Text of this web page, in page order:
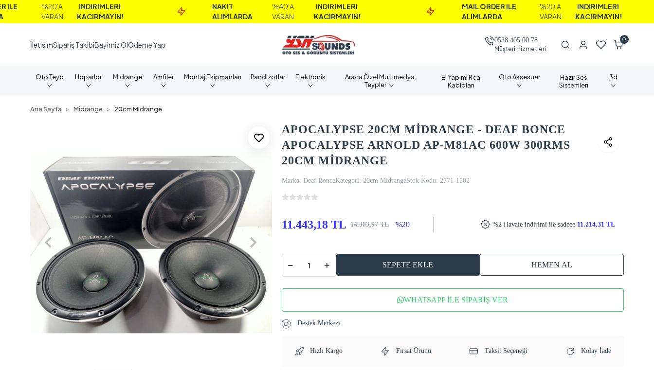
%20'A
İNDİRİMLERİ
KAÇIRMAYIN!
NAKİT
ALIMLARDA
VARAN
İNDİRİMLERİ
KAÇIRMAYIN!
MAİL ORDER İLE
ALIMLARDA
%20'A
İNDİRİMLERİ
KAÇIRMAYIN!
İletişimSipariş TakibiBayimiz OlÖdeme Yap
0538 405 00 78
Müşteri Hizmetleri
0
Oto Teyp Hoparlör Midrange Amfiler Montaj Ekipmanları Pandizotlar Elektronik
Araca Özel Multimedya
Teypler
El Yapımı Rca
Kabloları
Oto Aksesuar
Hazır Ses
Sistemleri
3d
Ana Sayfa Midrange 20cm Midrange
APOCALYPSE 20CM MİDRANGE - DEAF BONCE
APOCALYPSE ARNOLD AP-M81AC 600W 300RMS
20CM MİDRANGE
Marka: Deaf BonceKategori: 20cm MidrangeStok Kodu: 2771-1502
11.443,18 TL 14.303,97 TL %20 %2 Havale indirimi ile sadece 11.214,31 TL
SEPETE EKLE HEMEN AL
WHATSAPP İLE SİPARİŞ VER
Destek Merkezi
Hızlı Kargo Fırsat Ürünü Taksit Seçeneği Kolay İade